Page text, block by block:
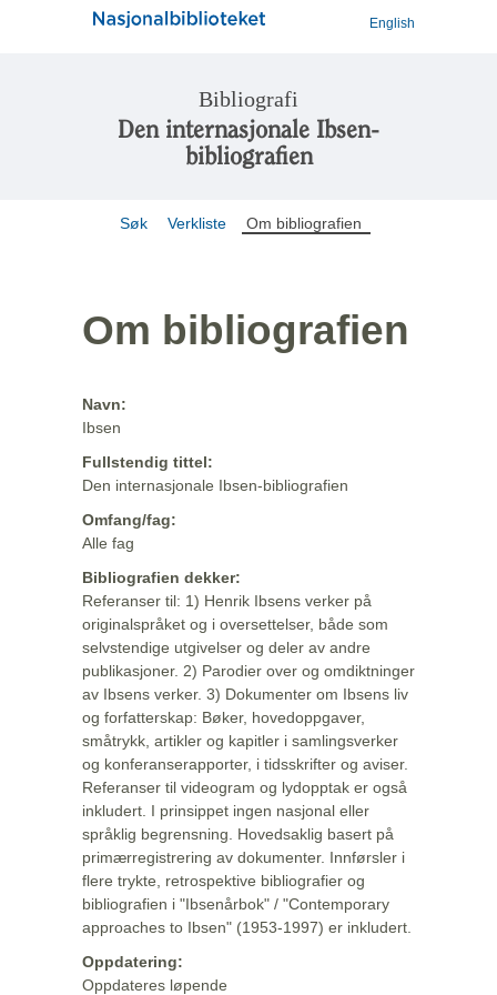
English
Bibliografi
Den internasjonale Ibsen-
bibliografien
Søk Verkliste Om bibliografien
Om bibliografien
Navn:
Ibsen
Fullstendig tittel:
Den internasjonale Ibsen-bibliografien
Omfang/fag:
Alle fag
Bibliografien dekker:
Referanser til: 1) Henrik Ibsens verker på
originalspråket og i oversettelser, både som
selvstendige utgivelser og deler av andre
publikasjoner. 2) Parodier over og omdiktninger
av Ibsens verker. 3) Dokumenter om Ibsens liv
og forfatterskap: Bøker, hovedoppgaver,
småtrykk, artikler og kapitler i samlingsverker
og konferanserapporter, i tidsskrifter og aviser.
Referanser til videogram og lydopptak er også
inkludert. I prinsippet ingen nasjonal eller
språklig begrensning. Hovedsaklig basert på
primærregistrering av dokumenter. Innførsler i
flere trykte, retrospektive bibliografier og
bibliografien i "Ibsenårbok" / "Contemporary
approaches to Ibsen" (1953-1997) er inkludert.
Oppdatering:
Oppdateres løpende